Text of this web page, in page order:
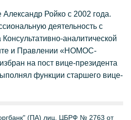
Александр Ройко с 2002 года.
деятельность с
аналитической
и Правлении «НОМОС-
на пост вице-президента
функции старшего вице-
(ПА) лиц. ЦБРФ № 2763 от